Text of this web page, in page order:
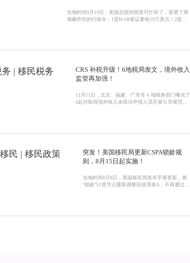
当地时间9月19日，美国总统特朗普可忙坏了，签署了两
项爆炸性的行政令：1是H-1B签证要收10万美元！2是金
| 移民税务
CRS 补税升级！6地税局发文，境外收入
监管再加强！
11月11日，北京、福建、广东等 6 地税务部门曝光了
6起对取得境外收入未依法申报人员开展引导规范的
于港美股补税的新
民 | 移民政策
突发！美国移民局更新CSPA锁龄规
则，8月15日起实施！
当地时间8月8日，美国移民局发布手册更新，将
“锁龄”计算节点重新调整回使用表A，不再通过表